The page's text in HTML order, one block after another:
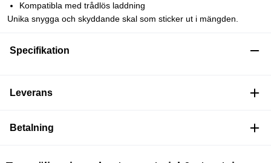
Kompatibla med trådlös laddning
Unika snygga och skyddande skal som sticker ut i mängden.
Specifikation
Leverans
Betalning